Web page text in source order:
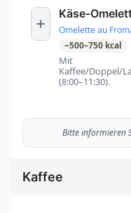
Käse-
Omelette au
~500–750 kcal
Mit
Kaffee/Doppel/
(8:00–11:30).
Bitte informieren
Kaffee